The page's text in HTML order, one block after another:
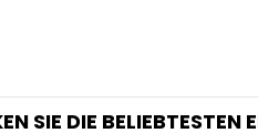
SIE DIE BELIEBTESTEN